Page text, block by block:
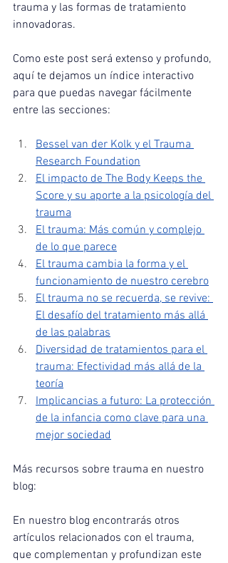
trauma y las formas de tratamiento
innovadoras.
Como este post será extenso y profundo,
aquí te dejamos un índice interactivo
para que puedas navegar fácilmente
entre las secciones:
Bessel van der Kolk y el Trauma
Research Foundation
El impacto de The Body Keeps the
Score y su aporte a la psicología del
trauma
El trauma: Más común y complejo
de lo que parece
El trauma cambia la forma y el
funcionamiento de nuestro cerebro
El trauma no se recuerda, se revive:
El desafío del tratamiento más allá
de las palabras
Diversidad de tratamientos para el
trauma: Efectividad más allá de la
teoría
Implicancias a futuro: La protección
de la infancia como clave para una
mejor sociedad
Más recursos sobre trauma en nuestro
blog:
En nuestro blog encontrarás otros
artículos relacionados con el trauma,
que complementan y profundizan este